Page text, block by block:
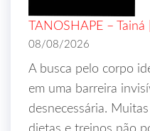
TANOSHAPE –
08/08/2026
A busca pelo corpo
em uma barreira
desnecessária.